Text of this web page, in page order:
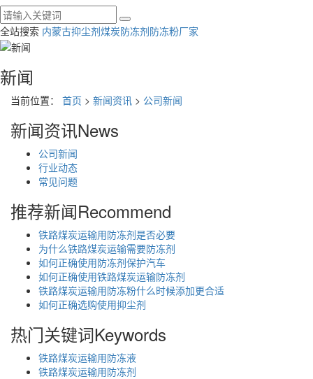
全站搜索 内蒙古抑尘剂煤炭防冻剂防冻粉厂家
新闻
当前位置： 首页 > 新闻资讯 > 公司新闻
新闻资讯News
公司新闻
行业动态
常见问题
推荐新闻Recommend
铁路煤炭运输用防冻剂是否必要
为什么铁路煤炭运输需要防冻剂
如何正确使用防冻剂保护汽车
如何正确使用铁路煤炭运输防冻剂
铁路煤炭运输用防冻粉什么时候添加更合适
如何正确选购使用抑尘剂
热门关键词Keywords
铁路煤炭运输用防冻液
铁路煤炭运输用防冻剂